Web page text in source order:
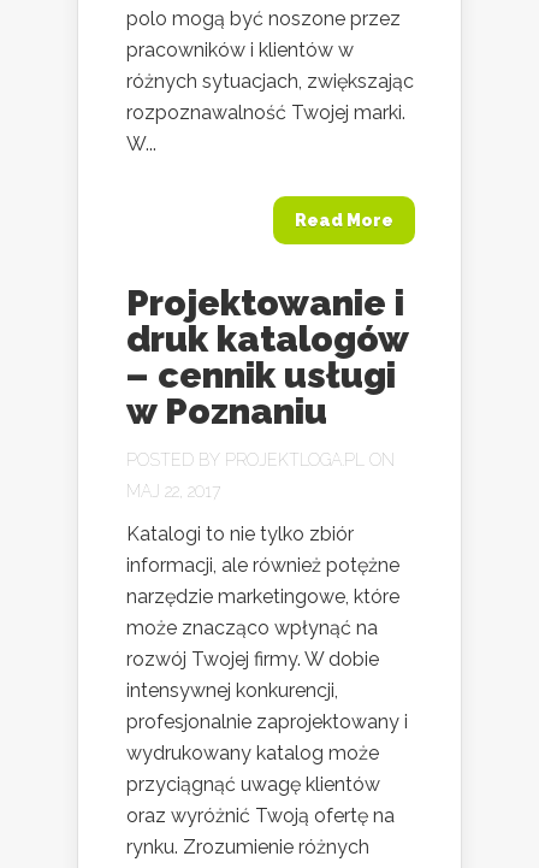
polo mogą być noszone przez
pracowników i klientów w
różnych sytuacjach, zwiększając
rozpoznawalność Twojej marki.
W...
Read More
Projektowanie i
druk katalogów
– cennik usługi
w Poznaniu
POSTED BY PROJEKTLOGA.PL
ON
MAJ 22, 2017
Katalogi to nie tylko zbiór
informacji, ale również potężne
narzędzie marketingowe, które
może znacząco wpłynąć na
rozwój Twojej firmy. W dobie
intensywnej konkurencji,
profesjonalnie zaprojektowany i
wydrukowany katalog może
przyciągnąć uwagę klientów
oraz wyróżnić Twoją ofertę na
rynku. Zrozumienie różnych